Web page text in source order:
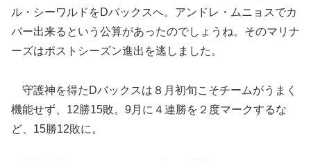
ル・シーワルドをDバックスへ。アンドレ・ムニョスでカ
バー出来るという公算があったのでしょうね。そのマリナ
ーズはポストシーズン進出を逃しました。
守護神を得たDバックスは８月初旬こそチームがうまく
機能せず、12勝15敗。9月に４連勝を２度マークするな
ど、15勝12敗に。